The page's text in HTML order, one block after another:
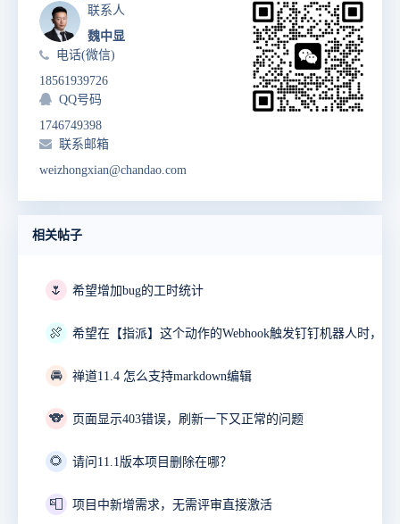
联系人
魏中显
电话(微信)
18561939726
QQ号码
1746749398
联系邮箱
weizhongxian@chandao.com
相关帖子
🌷 希望增加bug的工时统计
🍖
🚘 禅道11.4 怎么支持markdown编辑
🐨 页面显示403错误，刷新一下又正常的问题
🌻 请问11.1版本项目删除在哪？
📮 项目中新增需求，无需评审直接激活